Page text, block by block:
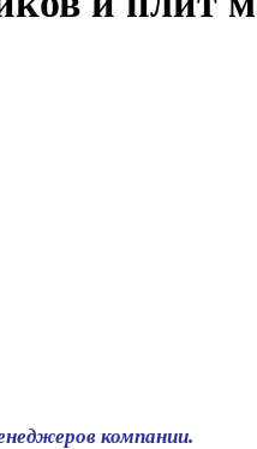
компании.